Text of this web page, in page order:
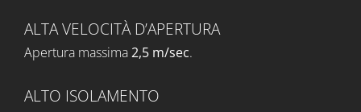
ALTA VELOCITÀ D’APERTURA
Apertura massima2,5 m/sec.
ALTO ISOLAMENTO